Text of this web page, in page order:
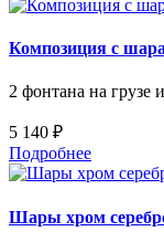
Композиция с
2 фонтана на грузе
5 140 ₽
Подробнее
Шары хром